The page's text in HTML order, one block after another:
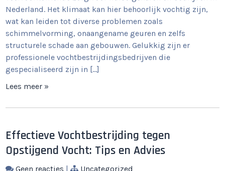
Nederland. Het klimaat kan hier behoorlijk vochtig zijn,
wat kan leiden tot diverse problemen zoals
schimmelvorming, onaangename geuren en zelfs
structurele schade aan gebouwen. Gelukkig zijn er
professionele vochtbestrijdingsbedrijven die
gespecialiseerd zijn in […]
Lees meer »
Effectieve Vochtbestrijding tegen
Opstijgend Vocht: Tips en Advies
Geen reacties | Uncategorized